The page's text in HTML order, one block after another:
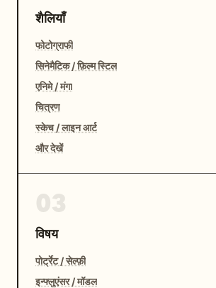
शैलियाँ
फोटोग्राफी
सिनेमैटिक / फ़िल्म स्टिल
एनिमे / मंगा
चित्रण
स्केच / लाइन आर्ट
और देखें
विषय
पोर्ट्रेट / सेल्फ़ी
इन्फ्लुएंसर / मॉडल